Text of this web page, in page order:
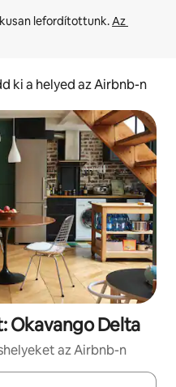
lefordítottunk. Az
ki a helyed az Airbnb-n
Okavango Delta
az Airbnb-n